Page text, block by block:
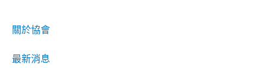
關於協會
最新消息